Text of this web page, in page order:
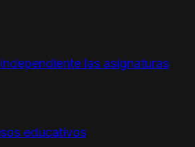
las asignaturas
educativos